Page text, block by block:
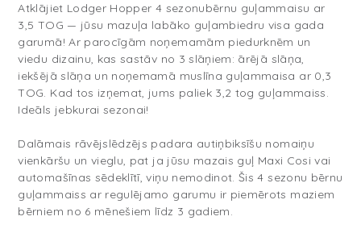
Atklājiet Lodger Hopper 4 sezonubērnu guļammaisu ar
3,5 TOG — jūsu mazuļa labāko guļambiedru visa gada
garumā! Ar parocīgām noņemamām piedurknēm un
viedu dizainu, kas sastāv no 3 slāņiem: ārējā slāņa,
iekšējā slāņa un noņemamā muslīna guļammaisa ar 0,3
TOG. Kad tos izņemat, jums paliek 3,2 tog guļammaiss.
Ideāls jebkurai sezonai!
Dalāmais rāvējslēdzējs padara autiņbiksīšu nomaiņu
vienkāršu un vieglu, pat ja jūsu mazais guļ Maxi Cosi vai
automašīnas sēdeklītī, viņu nemodinot. Šis 4 sezonu bērnu
guļammaiss ar regulējamo garumu ir piemērots maziem
bērniem no 6 mēnešiem līdz 3 gadiem.